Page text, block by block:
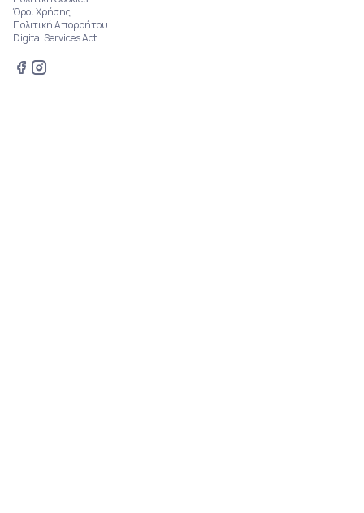
Όροι Χρήσης
Πολιτική Απορρήτου
Digital Services Act